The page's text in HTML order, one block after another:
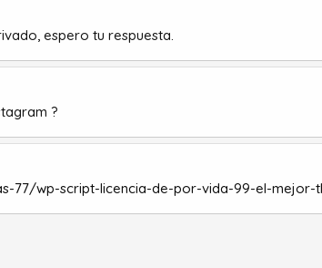
espero tu respuesta.
?
wp-script-licencia-de-por-vida-99-el-mejor-